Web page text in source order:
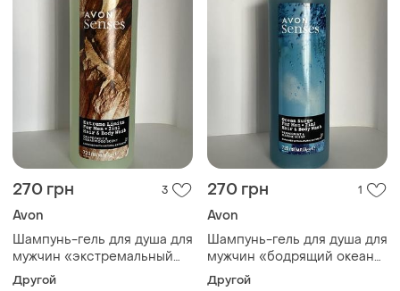
270 грн 3
Avon
Шампунь-гель для душа для
мужчин «экстремальный
заряд», 720мл.
Другой
270 грн 1
Avon
Шампунь-гель для душа для
мужчин «бодрящий океан»,
720мл.
Другой